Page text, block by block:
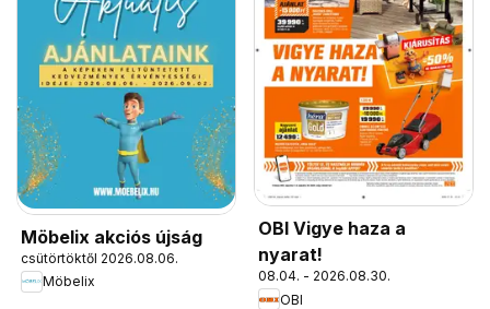
Möbelix akciós újság
csütörtöktől 2026.08.06.
Möbelix
OBI Vigye haza a
nyarat!
08.04. - 2026.08.30.
OBI